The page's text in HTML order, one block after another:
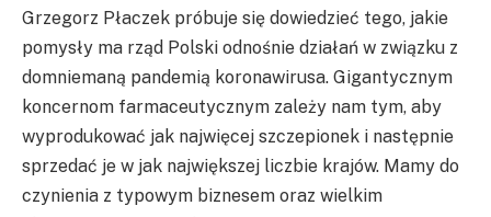
Grzegorz Płaczek próbuje się dowiedzieć tego, jakie
pomysły ma rząd Polski odnośnie działań w związku z
domniemaną pandemią koronawirusa. Gigantycznym
koncernom farmaceutycznym zależy nam tym, aby
wyprodukować jak najwięcej szczepionek i następnie
sprzedać je w jak największej liczbie krajów. Mamy do
czynienia z typowym biznesem oraz wielkim